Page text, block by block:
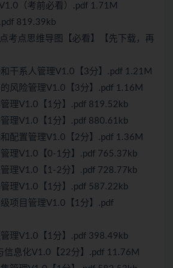
（考前必看）.pdf 1.71M
819.39kb
考点思维导图【必看】【先下载，再
干系人管理V1.0【3分】.pdf 1.21M
风险管理V1.0【3分】.pdf 1.16M
理V1.0【1分】.pdf 819.52kb
理V1.0【1分】.pdf 880.61kb
配置管理V1.0【2分】.pdf 1.36M
理V1.0【0-1分】.pdf 765.37kb
理V1.0【1-2分】.pdf 728.77kb
理V1.0【1分】.pdf 587.22kb
项目管理V1.0【1分】.pdf
理V1.0【1分】.pdf 398.49kb
信息化V1.0【22分】.pdf 11.76M